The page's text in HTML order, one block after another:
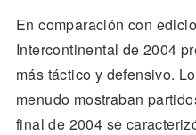
En comparación con
Intercontinental de 2004
más táctico y defensivo.
menudo mostraban
final de 2004 se